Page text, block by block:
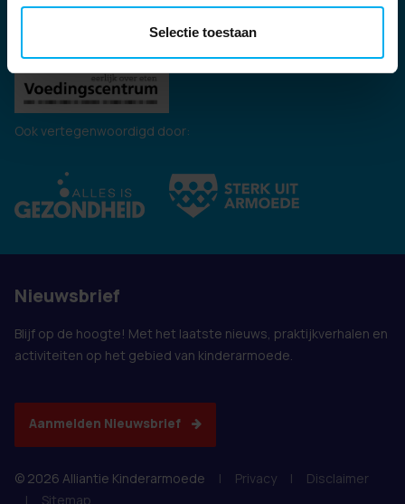
Selectie toestaan
Ook vertegenwoordigd door:
Nieuwsbrief
Blijf op de hoogte! Met het laatste nieuws, praktijkverhalen en
activiteiten op het gebied van kinderarmoede.
Aanmelden Nieuwsbrief
© 2026 Alliantie Kinderarmoede | Privacy |
Disclaimer
|
Sitemap